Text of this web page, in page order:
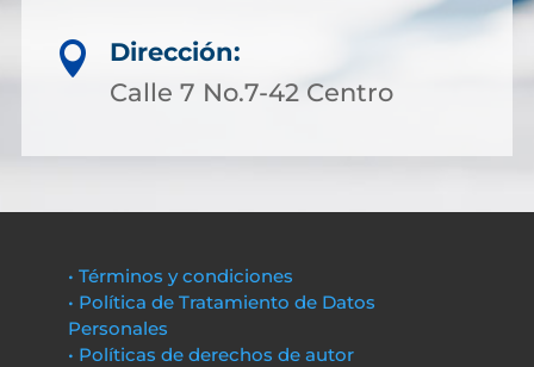

Dirección:
Calle 7 No.7-42 Centro
• Términos y condiciones
• Política de Tratamiento de Datos
Personales
• Políticas de derechos de autor